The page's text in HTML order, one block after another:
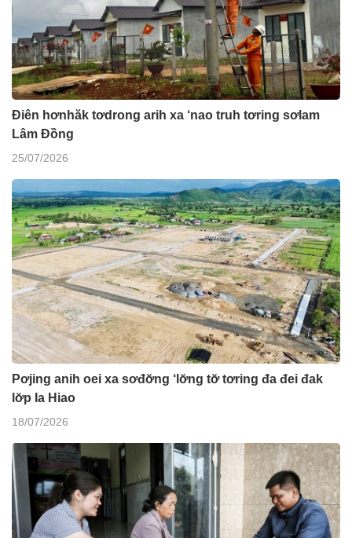
Điên hơnhăk tơdrong arih xa ‘nao truh tơring sơlam
Lâm Đồng
25/07/2026
Pơjing anih oei xa sơđơ̆ng ‘lơ̆ng tơ̆ tơring đa đei đak
lơ̆p Ia Hiao
18/07/2026